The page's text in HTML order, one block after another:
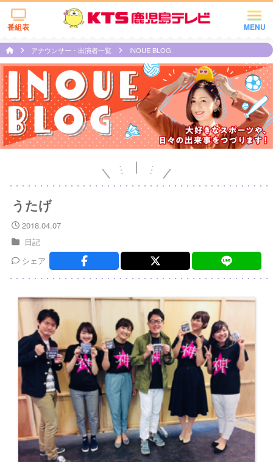
MENU
番組表
アナウンサー・出演者一覧 INOUE BLOG
うたげ
2018.04.07
日記
シェア